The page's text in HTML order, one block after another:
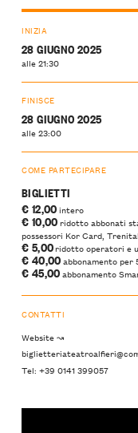
INIZIA
28 GIUGNO 2025
alle 21:30
FINISCE
28 GIUGNO 2025
alle 23:00
COME PARTECIPARE
BIGLIETTI
€ 12,00intero
€ 10,00ridotto abbonati
possessori Kor Card,
€ 5,00ridotto operatori e
€ 40,00abbonamento per
€ 45,00abbonamento
CONTATTI
Website ↝
Tel: +39 0141 399057